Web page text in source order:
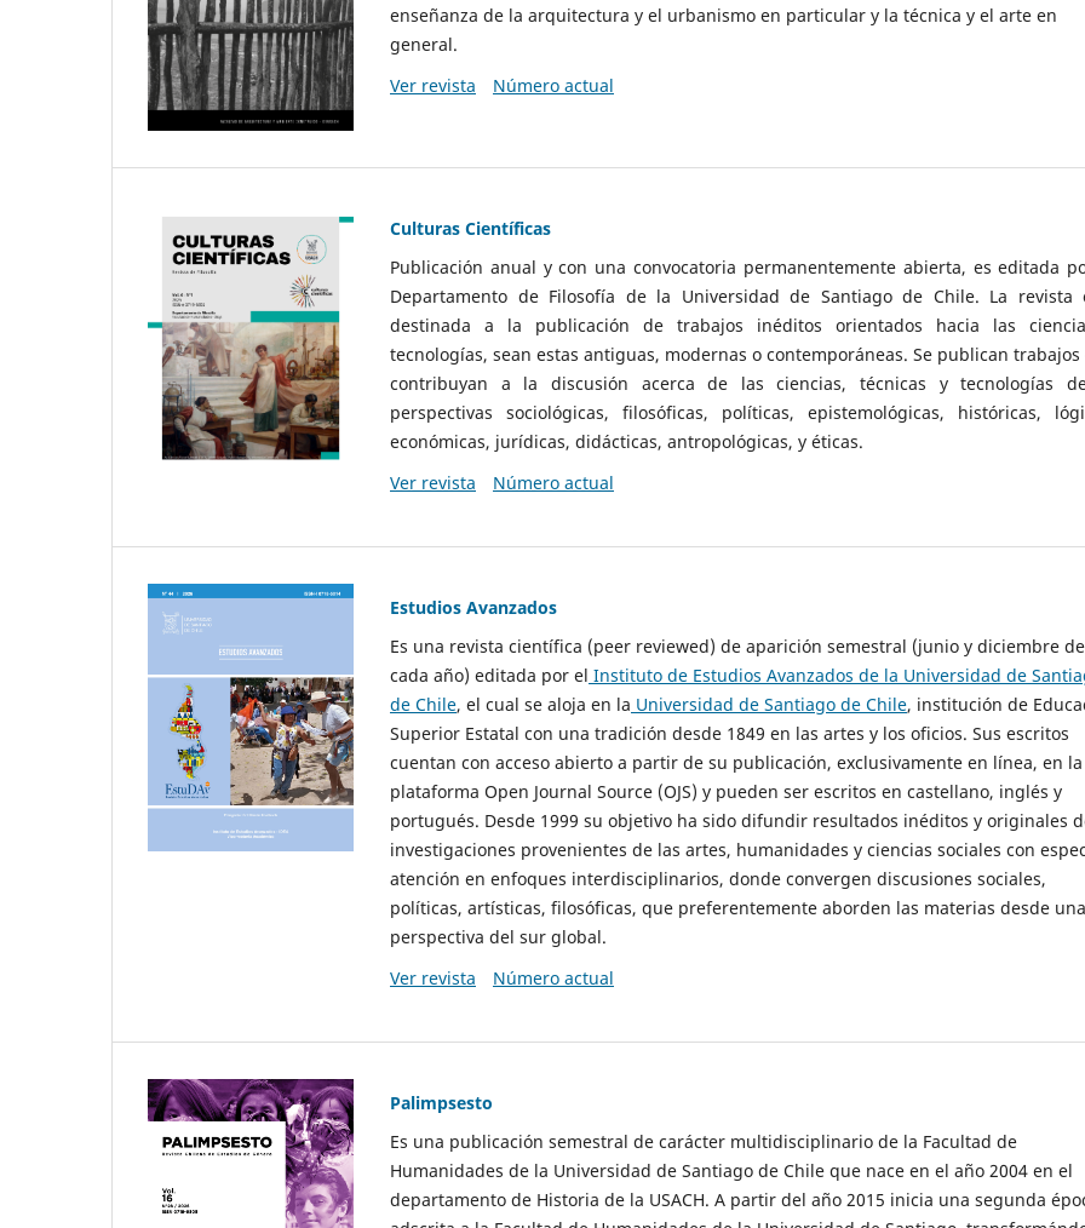
enseñanza de la arquitectura y el urbanismo en particular y la técnica y el arte en
general.
Ver revista
Número actual
Culturas Científicas
Publicación anual y con una convocatoria permanentemente abierta, es editada
Departamento de Filosofía de la Universidad de Santiago de Chile. La revista
destinada a la publicación de trabajos inéditos orientados hacia las
tecnologías, sean estas antiguas, modernas o contemporáneas. Se publican
contribuyan a la discusión acerca de las ciencias, técnicas y tecnologías
perspectivas sociológicas, filosóficas, políticas, epistemológicas, históricas,
económicas, jurídicas, didácticas, antropológicas, y éticas.
Ver revista
Número actual
Estudios Avanzados
Es una revista científica (peer reviewed) de aparición semestral (junio y diciembre de
cada año) editada por el Instituto de Estudios Avanzados de la Universidad de
de Chile, el cual se aloja en la Universidad de Santiago de Chile, institución de
Superior Estatal con una tradición desde 1849 en las artes y los oficios. Sus escritos
cuentan con acceso abierto a partir de su publicación, exclusivamente en línea, en la
plataforma Open Journal Source (OJS) y pueden ser escritos en castellano, inglés y
portugués. Desde 1999 su objetivo ha sido difundir resultados inéditos y originales
investigaciones provenientes de las artes, humanidades y ciencias sociales con
atención en enfoques interdisciplinarios, donde convergen discusiones sociales,
políticas, artísticas, filosóficas, que preferentemente aborden las materias desde una
perspectiva del sur global.
Ver revista
Número actual
Palimpsesto
Es una publicación semestral de carácter multidisciplinario de la Facultad de
Humanidades de la Universidad de Santiago de Chile que nace en el año 2004 en el
departamento de Historia de la USACH. A partir del año 2015 inicia una segunda